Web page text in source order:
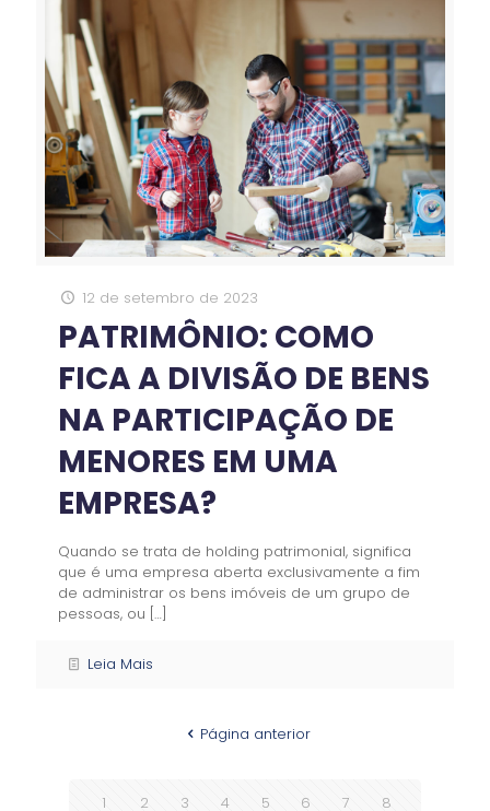
12 de setembro de 2023
PATRIMÔNIO: COMO
FICA A DIVISÃO DE BENS
NA PARTICIPAÇÃO DE
MENORES EM UMA
EMPRESA?
Quando se trata de holding patrimonial, significa
que é uma empresa aberta exclusivamente a fim
de administrar os bens imóveis de um grupo de
pessoas, ou […]
Leia Mais
Página anterior
1 2 3 4 5 6 7 8